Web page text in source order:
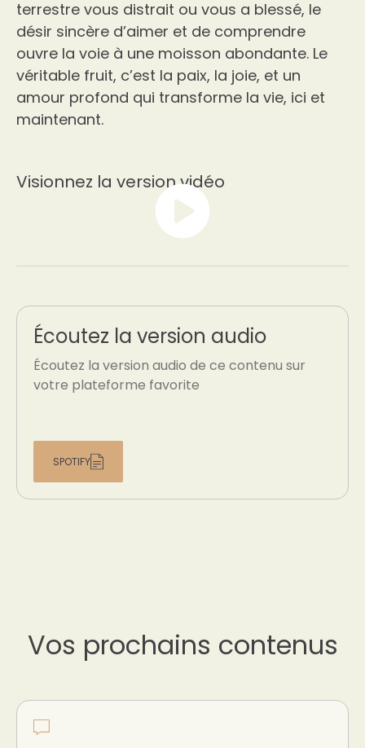
terrestre vous distrait ou vous a blessé, le
désir sincère d’aimer et de comprendre
ouvre la voie à une moisson abondante. Le
véritable fruit, c’est la paix, la joie, et un
amour profond qui transforme la vie, ici et
maintenant.
Visionnez la version vidéo
Écoutez la version audio
Écoutez la version audio de ce contenu sur
votre plateforme favorite
SPOTIFY
Vos prochains contenus